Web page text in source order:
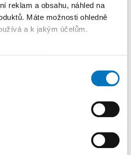
reklam a obsahu, náhled na
Máte možnosti ohledně
a k jakým účelům.
být přesné na několik metrů
charakteristiky (otisk prstu)
vaše osobní
změnit nebo odvolat v